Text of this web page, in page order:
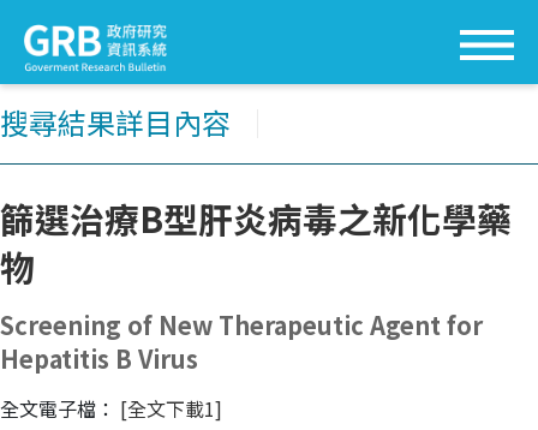
搜尋結果詳目內容
篩選治療B型肝炎病毒之新化學藥
物
Screening of New Therapeutic Agent for
Hepatitis B Virus
全文電子檔： [全文下載1]